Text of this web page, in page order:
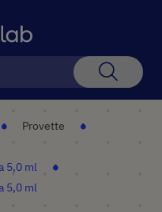
Provette
5,0 ml
5,0 ml